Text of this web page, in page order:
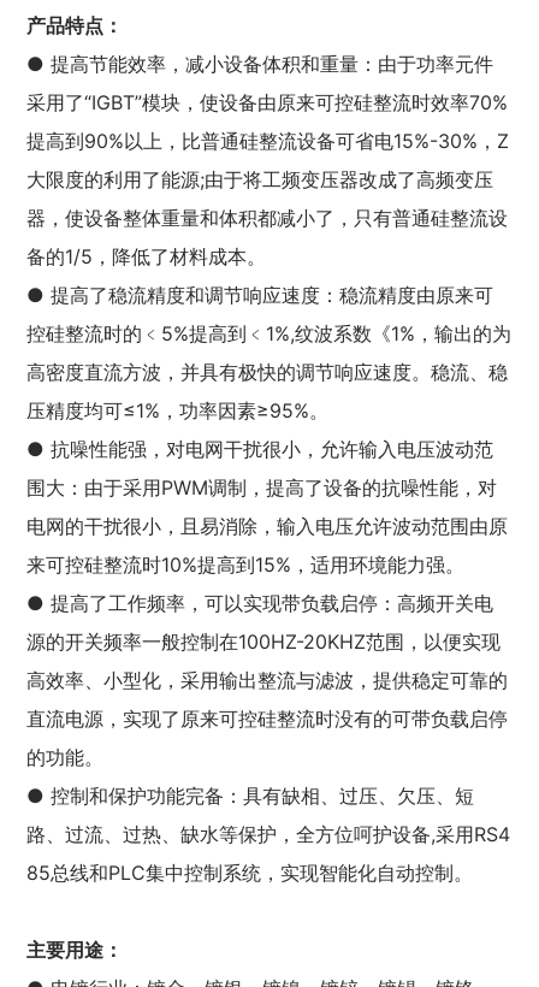
产品特点：
● 提高节能效率，减小设备体积和重量：由于功率元件
采用了“IGBT”模块，使设备由原来可控硅整流时效率70%
提高到90%以上，比普通硅整流设备可省电15%-30%，Z
大限度的利用了能源;由于将工频变压器改成了高频变压
器，使设备整体重量和体积都减小了，只有普通硅整流设
备的1/5，降低了材料成本。
● 提高了稳流精度和调节响应速度：稳流精度由原来可
控硅整流时的﹤5%提高到﹤1%,纹波系数《1%，输出的为
高密度直流方波，并具有极快的调节响应速度。稳流、稳
压精度均可≤1%，功率因素≥95%。
● 抗噪性能强，对电网干扰很小，允许输入电压波动范
围大：由于采用PWM调制，提高了设备的抗噪性能，对
电网的干扰很小，且易消除，输入电压允许波动范围由原
来可控硅整流时10%提高到15%，适用环境能力强。
● 提高了工作频率，可以实现带负载启停：高频开关电
源的开关频率一般控制在100HZ-20KHZ范围，以便实现
高效率、小型化，采用输出整流与滤波，提供稳定可靠的
直流电源，实现了原来可控硅整流时没有的可带负载启停
的功能。
● 控制和保护功能完备：具有缺相、过压、欠压、短
路、过流、过热、缺水等保护，全方位呵护设备,采用RS4
85总线和PLC集中控制系统，实现智能化自动控制。
主要用途：